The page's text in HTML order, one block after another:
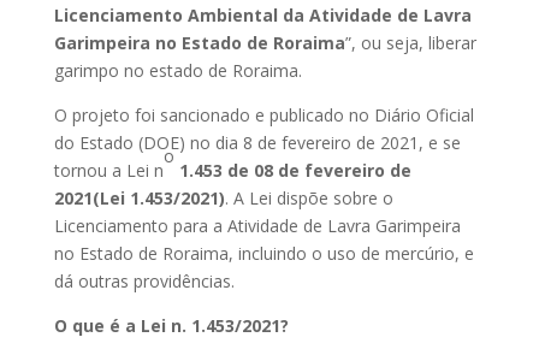
Licenciamento Ambiental da Atividade de Lavra
Garimpeira no Estado de Roraima”, ou seja, liberar
garimpo no estado de Roraima.
O projeto foi sancionado e publicado no Diário Oficial
do Estado (DOE) no dia 8 de fevereiro de 2021, e se
tornou a Lei n
o
1.453 de 08 de fevereiro de
2021(Lei 1.453/2021). A Lei dispõe sobre o
Licenciamento para a Atividade de Lavra Garimpeira
no Estado de Roraima, incluindo o uso de mercúrio, e
dá outras providências.
O que é a Lei n. 1.453/2021?